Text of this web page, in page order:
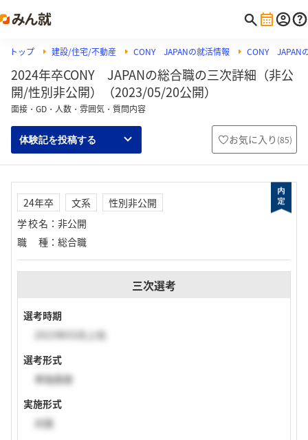
トップ 建設/住宅/不動産 CONY JAPANの就活情報 CONY JAPAN
2024年卒CONY JAPANの総合職の三次詳細（非公
開/性別非公開）（2023/05/20公開）
面接・GD・人数・雰囲気・質問内容
体験記を投稿する お気に入り (85)
24年卒 文系
性別非公開
学校名 ： 非公開
職種 ： 総合職
三次選考
選考時期
2023年03月上旬
選考形式
単独面接
実施形式
対面